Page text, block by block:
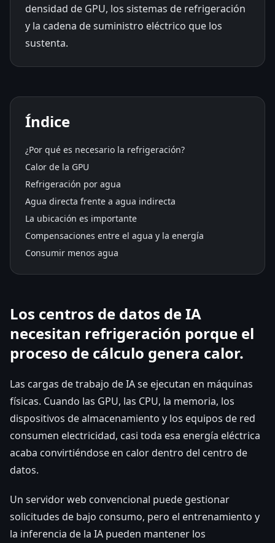
densidad de GPU, los sistemas de refrigeración
y la cadena de suministro eléctrico que los
sustenta.
Índice
¿Por qué es necesario la refrigeración?
Calor de la GPU
Refrigeración por agua
Agua directa frente a agua indirecta
La ubicación es importante
Compensaciones entre el agua y la energía
Consumir menos agua
Los centros de datos de IA
necesitan refrigeración porque el
proceso de cálculo genera calor.
Las cargas de trabajo de IA se ejecutan en máquinas
físicas. Cuando las GPU, las CPU, la memoria, los
dispositivos de almacenamiento y los equipos de red
consumen electricidad, casi toda esa energía eléctrica
acaba convirtiéndose en calor dentro del centro de
datos.
Un servidor web convencional puede gestionar
solicitudes de bajo consumo, pero el entrenamiento y
la inferencia de la IA pueden mantener los